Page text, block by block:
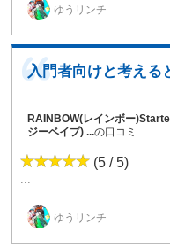
ゆうリンチ
入門者向けと考える
RAINBOW(レインボー
ジーベイプ) ...の口コミ
(5 / 5)
...
ゆうリンチ